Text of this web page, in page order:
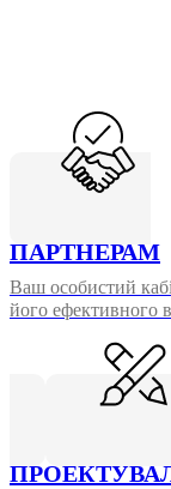
ПАРТНЕРАМ
Ваш особистий
його ефективного